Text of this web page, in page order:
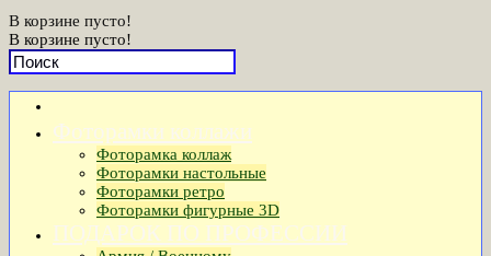
В корзине пусто!
В корзине пусто!
Фоторамки коллажи
Фоторамка коллаж
Фоторамки настольные
Фоторамки ретро
Фоторамки фигурные 3D
ПОДАРОК ПО ПРОФЕССИИ